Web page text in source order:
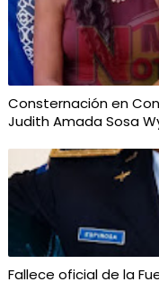
Consternación en
Judith Amada Sosa
Fallece oficial de la